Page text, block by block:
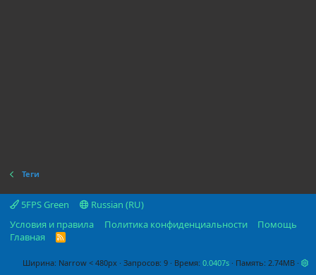
Теги
5FPS Green
Russian (RU)
Условия и правила
Политика конфиденциальности
Помощь
Главная
R
Ширина Запросов 9 Время 0.0407s Память 2.74MB